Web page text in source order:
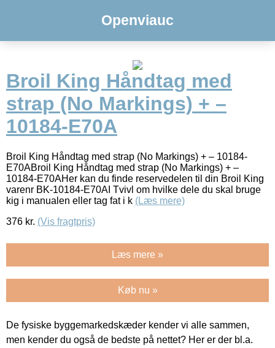
Openviauc
Broil King Håndtag med
strap (No Markings) + –
10184-E70A
Broil King Håndtag med strap (No Markings) + – 10184-
E70ABroil King Håndtag med strap (No Markings) + –
10184-E70AHer kan du finde reservedelen til din Broil King
varenr BK-10184-E70AI Tvivl om hvilke dele du skal bruge
kig i manualen eller tag fat i k (Læs mere)
376 kr. (Vis fragtpris)
Læs mere »
Køb nu »
De fysiske byggemarkedskæder kender vi alle sammen,
men kender du også de bedste på nettet? Her er der bl.a.